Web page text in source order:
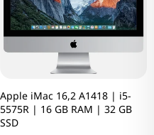
Apple iMac 16,2 A1418 | i5-
5575R | 16 GB RAM | 32 GB
SSD